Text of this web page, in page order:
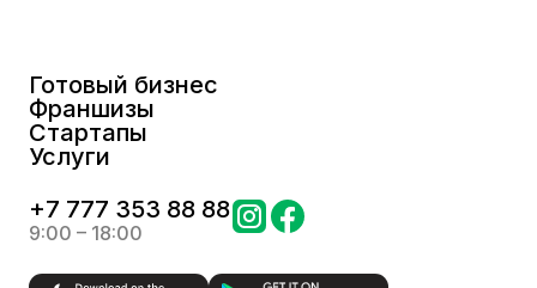
Готовый бизнес
Франшизы
Стартапы
Услуги
+7 777 353 88 88
9:00 – 18:00